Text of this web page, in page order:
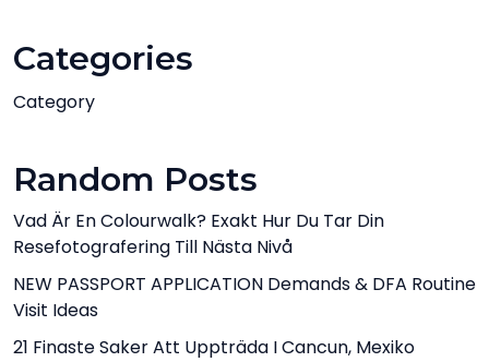
Categories
Category
Random Posts
Vad Är En Colourwalk? Exakt Hur Du Tar Din
Resefotografering Till Nästa Nivå
NEW PASSPORT APPLICATION Demands & DFA Routine
Visit Ideas
21 Finaste Saker Att Uppträda I Cancun, Mexiko